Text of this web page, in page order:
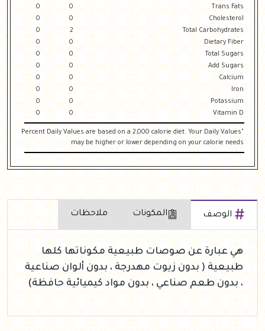
Trans Fats
0
0
Cholesterol
0
0
Total Carbohydrates
2
0
Dietary Fiber
0
0
Total Sugars
0
0
Add Sugars
0
0
Calcium
0
0
Iron
0
0
Potassium
0
0
Vitamin D
0
0
"Percent Daily Values are based on a 2,000 calorie diet. Your Daily Values
may be higher or lower depending on your calorie needs
الوصف المكونات ملاحظات
هي عبارة عن صوصات طبيعية مكوناتها كلها
طبيعية ( بدون زيوت مهدرجة ، بدون ألوان صناعية
، بدون طعم صناعي ، بدون مواد كيميائية حافظة)